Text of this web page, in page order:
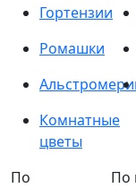
Гортензии
Ромашки
Комнатные
цветы
По
По